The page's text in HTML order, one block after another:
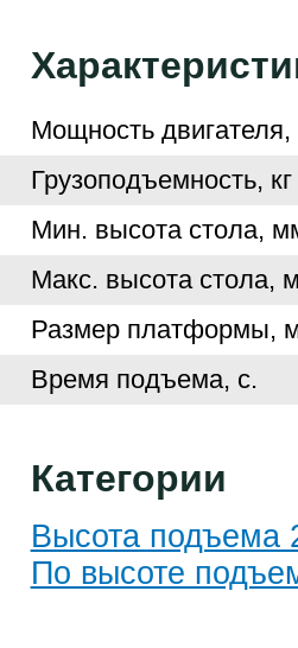
Мощность двигателя,
Грузоподъемность, кг
Мин. высота стола,
Макс. высота стола,
Размер платформы,
Время подъема, с.
Категории
Высота подъема
По высоте